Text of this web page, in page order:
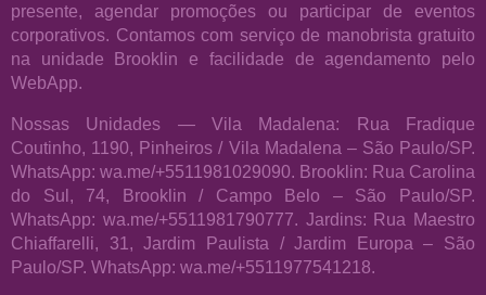
presente, agendar promoções ou participar de eventos
corporativos. Contamos com serviço de manobrista gratuito
na unidade Brooklin e facilidade de agendamento pelo
WebApp.
Nossas Unidades — Vila Madalena: Rua Fradique
Coutinho, 1190, Pinheiros / Vila Madalena – São Paulo/SP.
WhatsApp: wa.me/+5511981029090. Brooklin: Rua Carolina
do Sul, 74, Brooklin / Campo Belo – São Paulo/SP.
WhatsApp: wa.me/+5511981790777. Jardins: Rua Maestro
Chiaffarelli, 31, Jardim Paulista / Jardim Europa – São
Paulo/SP. WhatsApp: wa.me/+5511977541218.